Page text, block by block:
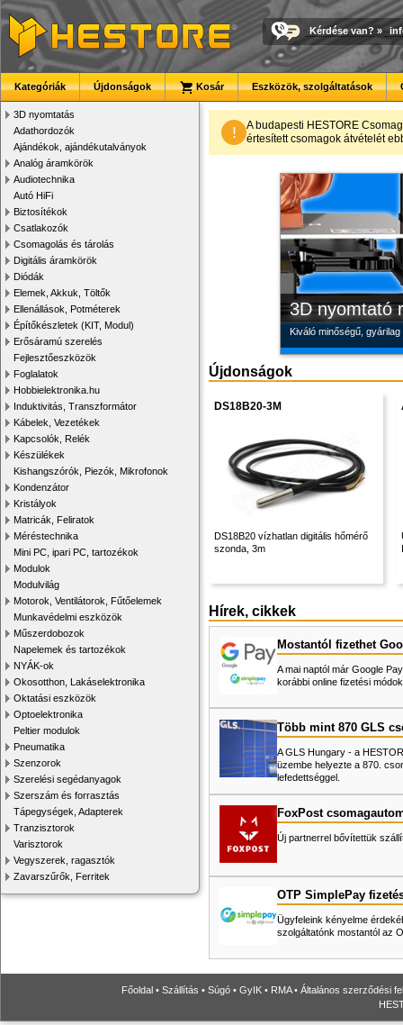
Kérdése van? »
Kategóriák Újdonságok Kosár Eszközök, szolgáltatások
3D nyomtatás
Adathordozók
Ajándékok, ajándékutalványok
Analóg áramkörök
Audiotechnika
Autó HiFi
Biztosítékok
Csatlakozók
Csomagolás és tárolás
Digitális áramkörök
Diódák
Elemek, Akkuk, Töltők
Ellenállások, Potméterek
Építőkészletek (KIT, Modul)
Erősáramú szerelés
Fejlesztőeszközök
Foglalatok
Hobbielektronika.hu
Induktivitás, Transzformátor
Kábelek, Vezetékek
Kapcsolók, Relék
Készülékek
Kishangszórók, Piezók, Mikrofonok
Kondenzátor
Kristályok
Matricák, Feliratok
Méréstechnika
Mini PC, ipari PC, tartozékok
Modulok
Modulvilág
Motorok, Ventilátorok, Fűtőelemek
Munkavédelmi eszközök
Műszerdobozok
Napelemek és tartozékok
NYÁK-ok
Okosotthon, Lakáselektronika
Oktatási eszközök
Optoelektronika
Peltier modulok
Pneumatika
Szenzorok
Szerelési segédanyagok
Szerszám és forrasztás
Tápegységek, Adapterek
Tranzisztorok
Varisztorok
Vegyszerek, ragasztók
Zavarszűrők, Ferritek
!
A budapesti HESTORE
értesített csomagok átvételét
3D nyomtató
Kiváló minőségű,
Modulvilág
Fejlesztés, szórakozás
Megbízható
Új, modern
Új PLA
Kiváló árfekvésű, sok
Újdonságok
DS18B20-3M
DS18B20 vízhatlan digitális hőmérő
szonda, 3m
Hírek, cikkek
Mostantól fizethet
A mai naptól már Google
korábbi online fizetési
Több mint 870 GLS
A GLS Hungary - a
üzembe helyezte a 870.
lefedettséggel.
FoxPost
Új partnerrel bővítettük
OTP SimplePay
Ügyfeleink kényelme
szolgáltatónk mostantól az
Főoldal • Szállítás • Súgó • GyIK • RMA• Általános szerződési